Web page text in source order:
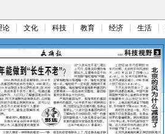
论 文化 科技 教育 经济 生活